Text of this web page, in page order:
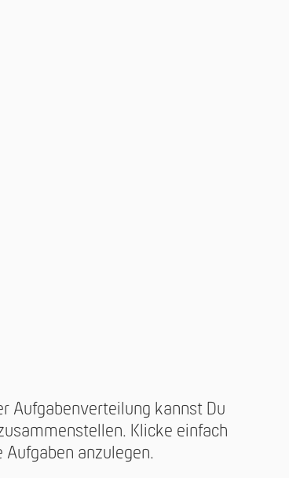
Aufgabenverteilung kannst Du
Klicke einfach
anzulegen.